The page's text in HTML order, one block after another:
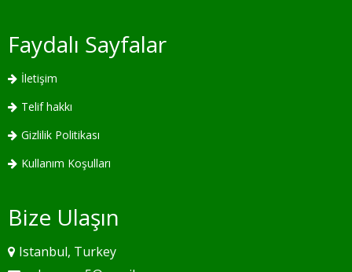
Faydalı Sayfalar
İletişim
Telif hakkı
Gizlilik Politikası
Kullanım Koşulları
Bize Ulaşın
Istanbul, Turkey